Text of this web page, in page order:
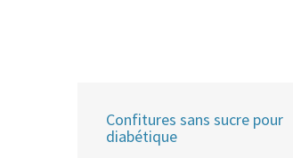
Confitures sans sucre pour
diabétique